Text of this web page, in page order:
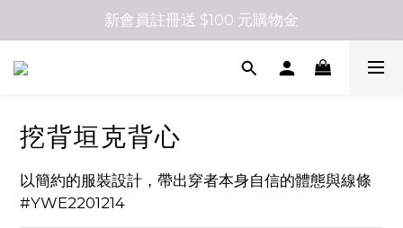
新會員註冊送 $100 元購物金
挖背垣克背心
以簡約的服裝設計，帶出穿者本身自信的體態與線條
#YWE2201214